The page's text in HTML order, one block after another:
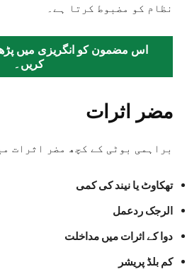
نظام کو مضبوط کرتا ہے۔
اس مضمون کو انگریزی میں
کریں۔
مضر اثرات
براہمی بوٹی کے کچھ مضر اثرات
تھکاوٹ یا نیند کی کمی
الرجک ردعمل
دوا کے اثرات میں مداخلت
کم بلڈ پریشر